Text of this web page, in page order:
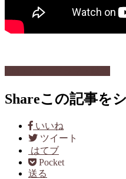
Shareこの記事を
いいね
ツイート
はてブ
Pocket
送る